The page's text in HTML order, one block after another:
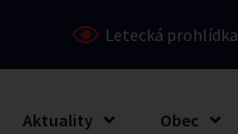
Letecká prohlídka
Aktuality Obec